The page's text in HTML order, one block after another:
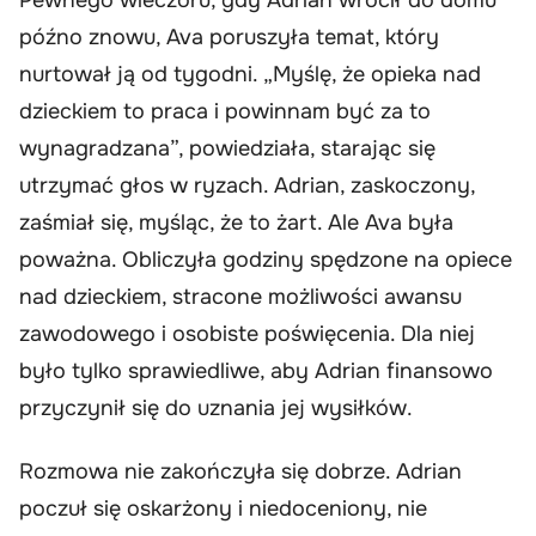
późno znowu, Ava poruszyła temat, który
nurtował ją od tygodni. „Myślę, że opieka nad
dzieckiem to praca i powinnam być za to
wynagradzana”, powiedziała, starając się
utrzymać głos w ryzach. Adrian, zaskoczony,
zaśmiał się, myśląc, że to żart. Ale Ava była
poważna. Obliczyła godziny spędzone na opiece
nad dzieckiem, stracone możliwości awansu
zawodowego i osobiste poświęcenia. Dla niej
było tylko sprawiedliwe, aby Adrian finansowo
przyczynił się do uznania jej wysiłków.
Rozmowa nie zakończyła się dobrze. Adrian
poczuł się oskarżony i niedoceniony, nie